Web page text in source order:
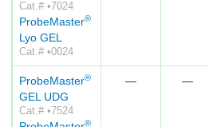
Cat.# •7024
ProbeMaster®
Lyo GEL
Cat.# •0024
ProbeMaster®
GEL UDG
Cat.# •7524
®
— —